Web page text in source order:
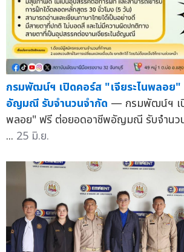
กรมพัฒน์ฯ เปิดคอร์ส "เจียระไนพลอย
อัญมณี รับจำนวนจำกัด — กรมพัฒน์ฯ เปิ
พลอย" ฟรี ต่อยอดอาชีพอัญมณี รับจำนว
... 25 มิ.ย.